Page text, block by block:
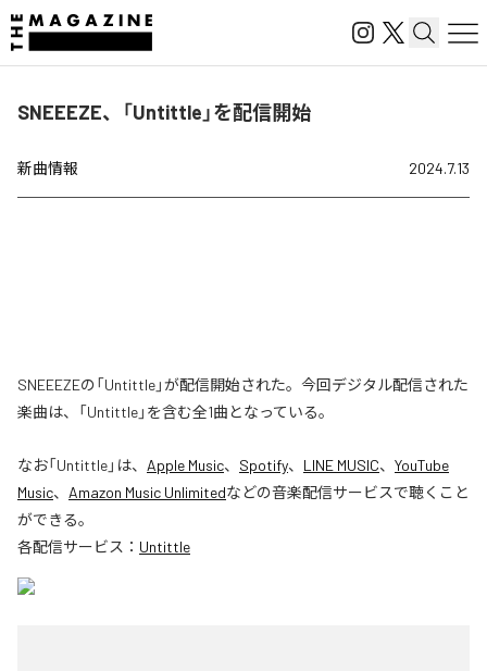
SNEEEZE、「Untittle」を配信開始
新曲情報 2024.7.13
SNEEEZEの「Untittle」が配信開始された。今回デジタル配信された
楽曲は、「Untittle」を含む全1曲となっている。
なお「Untittle」は、 Apple Music、 Spotify、 LINE MUSIC、 YouTube
Music、 Amazon Music Unlimitedなどの音楽配信サービスで聴くこと
ができる。
各配信サービス： Untittle